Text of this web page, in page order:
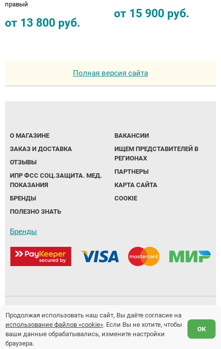
правый
от 13 800 руб.
от 15 900 руб.
Полная версия сайта
О МАГАЗИНЕ
ЗАКАЗ И ДОСТАВКА
ОТЗЫВЫ
ИПР ФСС СОЦ.ЗАЩИТА. МЕД.
ПОКАЗАНИЯ
БРЕНДЫ
ПОЛЕЗНО ЗНАТЬ
ВАКАНСИИ
ИЩЕМ ПРЕДСТАВИТЕЛЕЙ В
РЕГИОНАХ
ПАРТНЕРЫ
КАРТА САЙТА
COOKIE
Бренды
Политика обработки персональных данных
Предложение не является публичной офертой.
Продолжая использовать наш сайт, Вы даёте согласие на
использование файлов «cookie». Если Вы не хотите, чтобы
ваши данные обрабатывались, измените настройки
браузера.
ОК